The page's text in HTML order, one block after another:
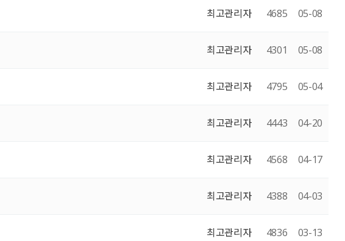
최고관리자 4685 05-08
최고관리자 4301 05-08
최고관리자 4795 05-04
최고관리자 4443 04-20
최고관리자 4568 04-17
최고관리자 4388 04-03
최고관리자 4836 03-13